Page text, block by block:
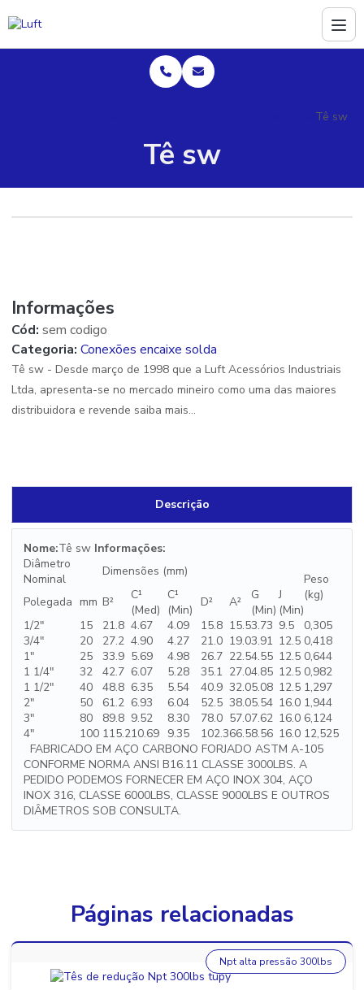
Tê sw
Tê sw
Informações
Cód: sem codigo
Categoria: Conexões encaixe solda
Tê sw - Desde março de 1998 que a Luft Acessórios Industriais
Ltda, apresenta-se no mercado mineiro como uma das maiores
distribuidora e revende saiba mais...
Descrição
Nome:Tê sw Informações:
Diâmetro
Nominal
Dimensões (mm)
Peso
(kg)
Polegada mm B²
C¹
(Med)
C¹
(Min)
D² A²
G
(Min)
J
(Min)
1/2"
15 21.8 4.67 4.09 15.8 15.53.73 9.5
0,305
3/4"
20 27.2 4.90 4.27 21.0 19.03.91 12.5 0,418
1"
25 33.9 5.69 4.98 26.7 22.54.55 12.5 0,644
1 1/4"
32 42.7 6.07 5.28 35.1 27.04.85 12.5 0,982
1 1/2"
40 48.8 6.35 5.54 40.9 32.05.08 12.5 1,297
2"
50 61.2 6.93 6.04 52.5 38.05.54 16.0 1,944
3"
80 89.8 9.52 8.30 78.0 57.07.62 16.0 6,124
4"
100 115.210.69 9.35 102.366.58.56 16.0 12,525
FABRICADO EM AÇO CARBONO FORJADO ASTM A-105
CONFORME NORMA ANSI B16.11 CLASSE 3000LBS. A
PEDIDO PODEMOS FORNECER EM AÇO INOX 304, AÇO
INOX 316, CLASSE 6000LBS, CLASSE 9000LBS E OUTROS
DIÂMETROS SOB CONSULTA.
Páginas relacionadas
Npt alta pressão 300lbs